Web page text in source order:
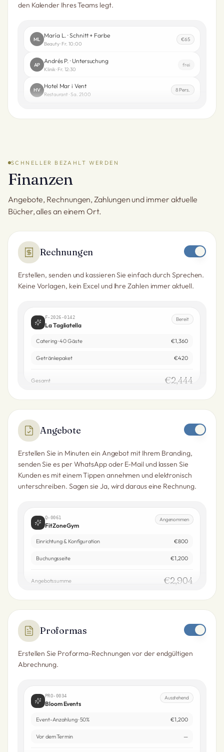
den Kalender Ihres Teams legt.
ML
María L. · Schnitt + Farbe
Beauty · Fr. 10:00
€65
AP
Andrés P. · Untersuchung
Klinik · Fr. 12:30
frei
HV
Hotel Mar i Vent
Restaurant · Sa. 21:00
8 Pers.
SCHNELLER BEZAHLT WERDEN
Finanzen
Angebote, Rechnungen, Zahlungen und immer aktuelle
Bücher, alles an einem Ort.
Rechnungen
Erstellen, senden und kassieren Sie einfach durch Sprechen.
Keine Vorlagen, kein Excel und Ihre Zahlen immer aktuell.
F-2026-0142
La Tagliatella
Bereit
Catering · 40 Gäste €1,360
Getränkepaket €420
Gesamt €2,444
Angebote
Erstellen Sie in Minuten ein Angebot mit Ihrem Branding,
senden Sie es per WhatsApp oder E-Mail und lassen Sie
Kunden es mit einem Tippen annehmen und elektronisch
unterschreiben. Sagen sie Ja, wird daraus eine Rechnung.
Q-0061
FitZone Gym
Angenommen
Einrichtung & Konfiguration €800
Buchungsseite €1,200
Angebotssumme €2,904
Proformas
Erstellen Sie Proforma-Rechnungen vor der endgültigen
Abrechnung.
PRO-0034
Bloom Events
Ausstehend
Event-Anzahlung · 50% €1,200
Vor dem Termin —